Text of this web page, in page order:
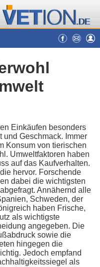
Einkäufen besonders
und Geschmack. Immer
Konsum von tierischen
Umweltfaktoren haben
auf das Kaufverhalten.
hervor. Forschende
dabei die wichtigsten
Annähernd alle
Schweden, der
haben Frische,
als wichtigste
angegeben. Die
sowie die
hingegen die
Jedoch empfand
als